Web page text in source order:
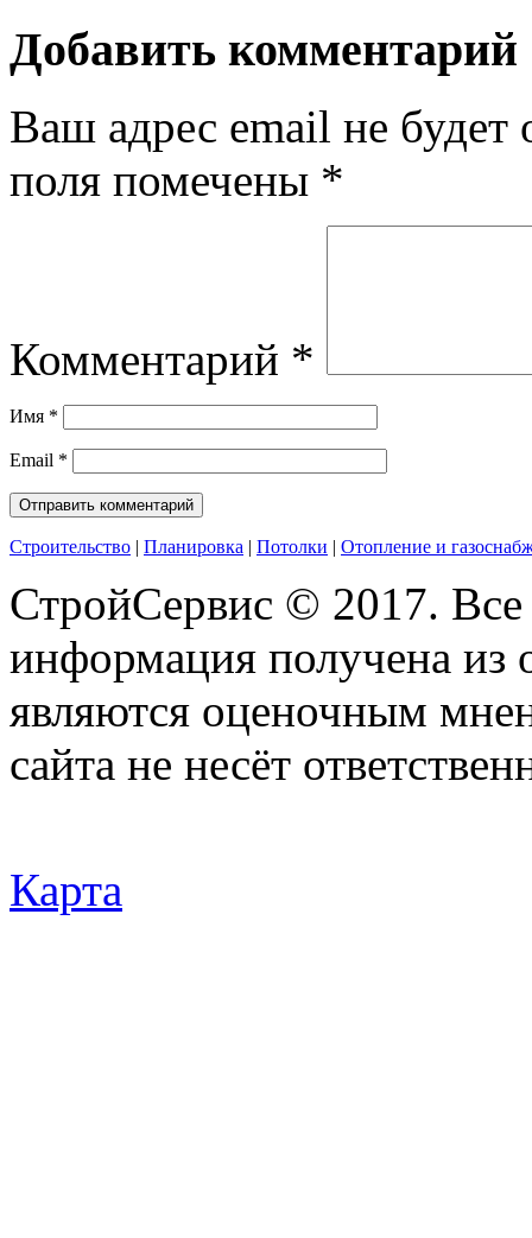
Добавить комментарий
Ваш адрес email не будет
поля помечены *
Комментарий *
Имя *
Email *
Строительство | Планировка | Потолки | Отопление и
СтройСервис © 2017.
информация получена из
являются оценочным
сайта не несёт
Карта